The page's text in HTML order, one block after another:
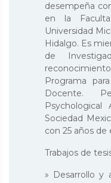
desempeña
en la
Universidad
Hidalgo. Es
de
Programa
Docente.
Sociedad
con 25 años de
Trabajos de
» Desarrollo y